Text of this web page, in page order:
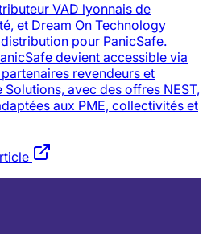
VAD lyonnais de
et Dream On Technology
pour PanicSafe.
devient accessible via
revendeurs et
avec des offres NEST,
aux PME, collectivités et